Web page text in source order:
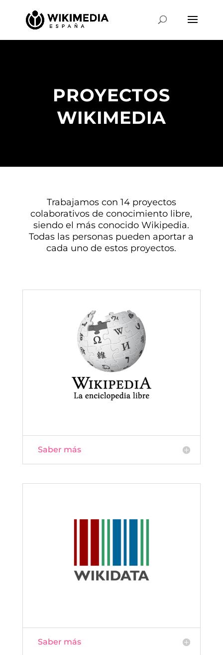
PROYECTOS
WIKIMEDIA
Trabajamos con 14 proyectos
colaborativos de conocimiento libre,
siendo el más conocido Wikipedia.
Todas las personas pueden aportar a
cada uno de estos proyectos.
Saber más
Saber más